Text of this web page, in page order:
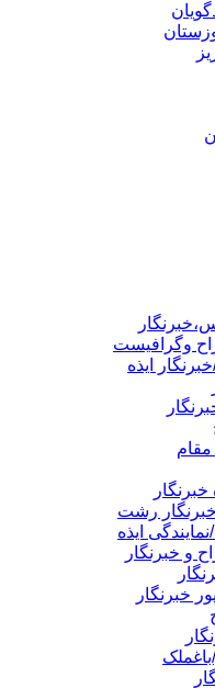
وگرافیست
ایذه
رشت
ایذه
و خبرنگار
خبرنگار